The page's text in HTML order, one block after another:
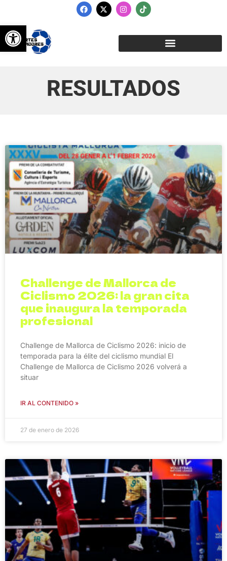
Abrir barra de herramientas
RESULTADOS
Challenge de Mallorca de
Ciclismo 2026: la gran cita
que inaugura la temporada
profesional
Challenge de Mallorca de Ciclismo 2026: inicio de
temporada para la élite del ciclismo mundial El
Challenge de Mallorca de Ciclismo 2026 volverá a
situar
IR AL CONTENIDO »
27 de enero de 2026